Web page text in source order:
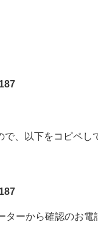
、以下をコピペし
ターから確認のお